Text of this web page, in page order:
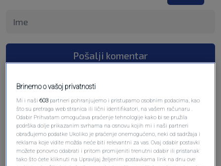
Pošalji komentar
Oglas
Brinemo o vašoj privatnosti
Mi i naši603 partneri pohranjujemo i pristupamo osobnim podacima, kao
što su pretraga web stranica ili lični identifikatori, na vašem računaru .
Odabir Prihvatam omogućava praćenje tehnologije kako bi se pružila
podrška dolje prikazanim svrhama na osnovu kojih mi i naši partneri
obrađujemo podatke Ukoliko je praćenje onemogućeno, neki od sadržaja i
reklama koje vidite možda neće biti relevantni za vas. Ovaj odabir postavki
možete ponovno odabrati i pritom promijeniti trenutni odabir ili pristanak
tako što ćete kliknuti na Upravljaj željenim postavkama link na dnu ove